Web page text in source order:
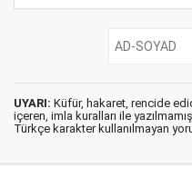
UYARI: Küfür, hakaret, rencide
içeren, imla kuralları ile
Türkçe karakter kullanılmayan